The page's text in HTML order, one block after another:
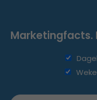
Marketingfacts.